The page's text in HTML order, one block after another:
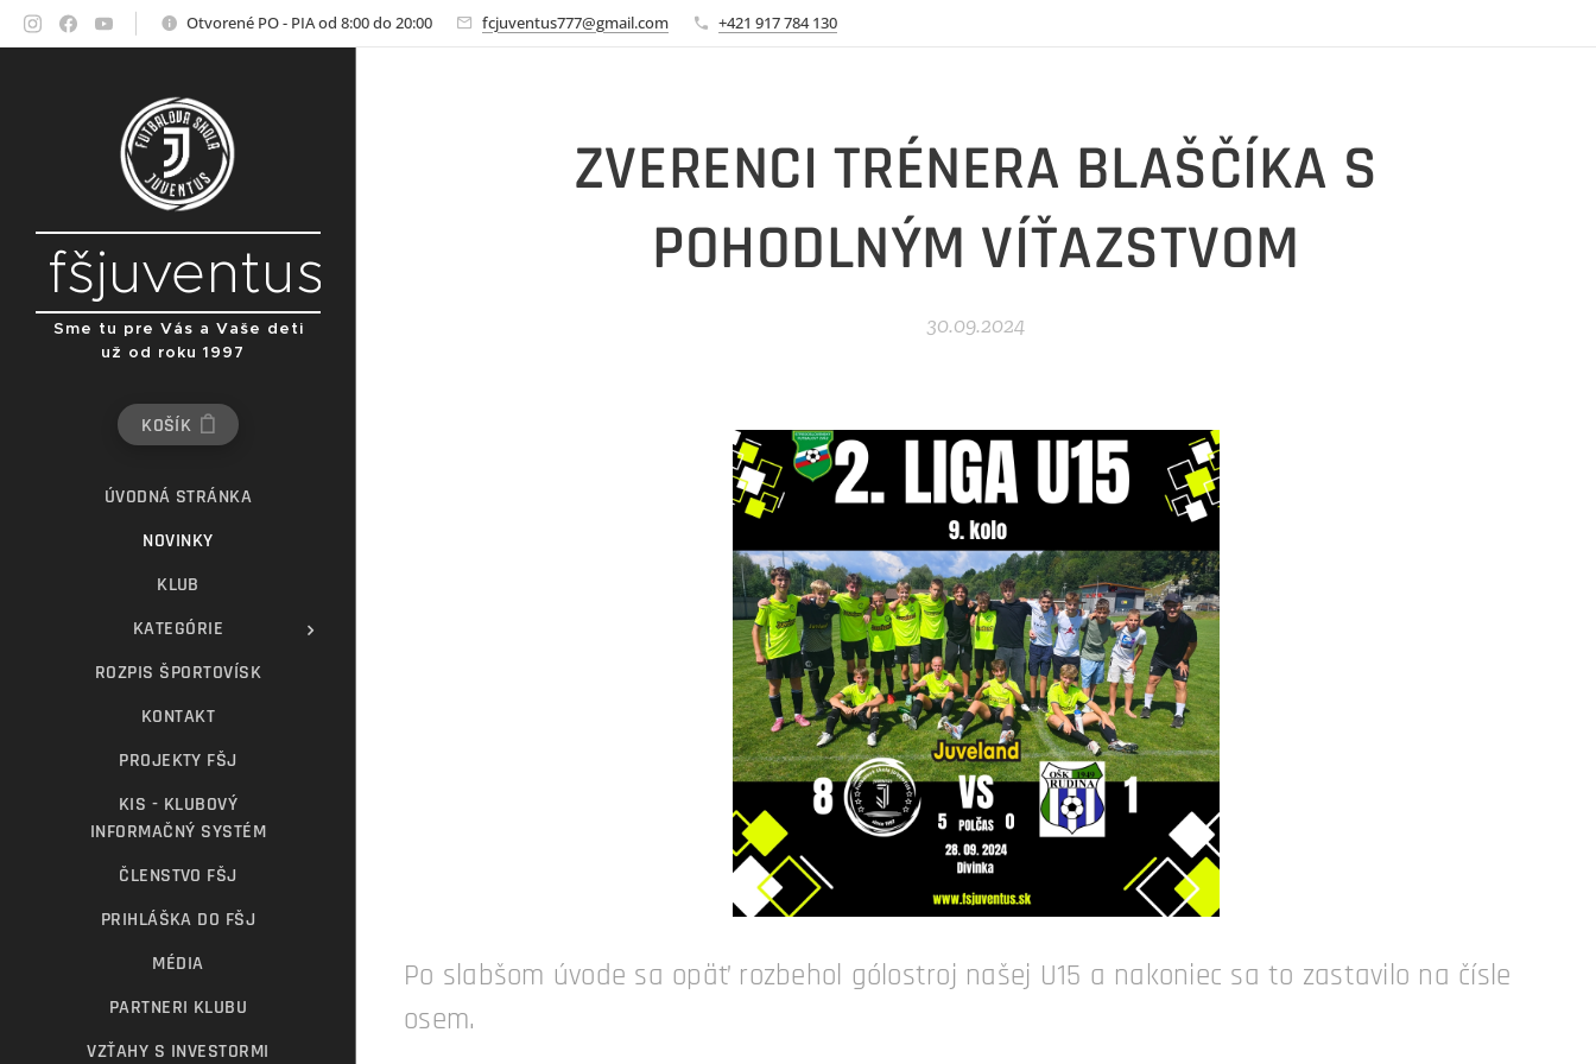
Otvorené PO - PIA od 8:00 do 20:00 fcjuventus777@gmail.com +421 917 784 130
fšjuventus
Sme tu pre Vás a Vaše deti
už od roku 1997
KOŠÍK
ÚVODNÁ STRÁNKA
NOVINKY
KLUB
KATEGÓRIE
ROZPIS ŠPORTOVÍSK
KONTAKT
PROJEKTY FŠJ
KIS - KLUBOVÝ
INFORMAČNÝ SYSTÉM
ČLENSTVO FŠJ
PRIHLÁŠKA DO FŠJ
MÉDIA
PARTNERI KLUBU
VZŤAHY S INVESTORMI
ZVERENCI TRÉNERA BLAŠČÍKA S
POHODLNÝM VÍŤAZSTVOM
30.09.2024
Po slabšom úvode sa opäť rozbehol gólostroj našej U15 a nakoniec sa to zastavilo na čísle
osem.